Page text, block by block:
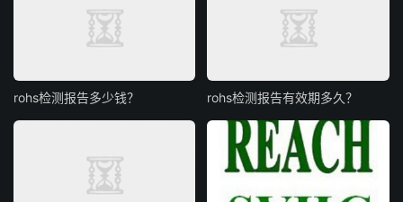
rohs检测报告多少钱？ rohs检测报告有效期多久？